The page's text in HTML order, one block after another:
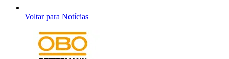
Voltar para Notícias